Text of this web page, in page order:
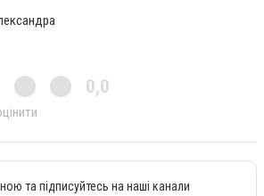
0,0
та підписуйтесь на наші канали